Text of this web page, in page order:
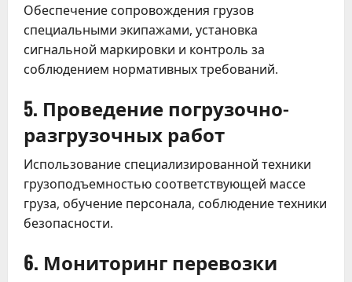
Обеспечение сопровождения грузов
специальными экипажами, установка
сигнальной маркировки и контроль за
соблюдением нормативных требований.
5. Проведение погрузочно-
разгрузочных работ
Использование специализированной техники
грузоподъемностью соответствующей массе
груза, обучение персонала, соблюдение техники
безопасности.
6. Мониторинг перевозки